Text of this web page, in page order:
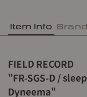
Item Info Brand
FIELD RECORD
"FR-SGS-D /
Dyneema"